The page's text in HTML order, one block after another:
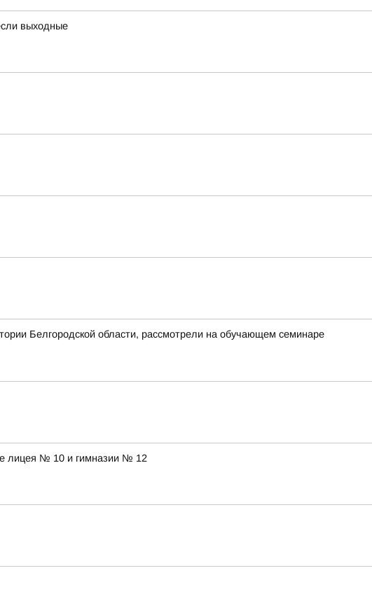
выходные
Белгородской области, рассмотрели на обучающем семинаре
лицея № 10 и гимназии № 12